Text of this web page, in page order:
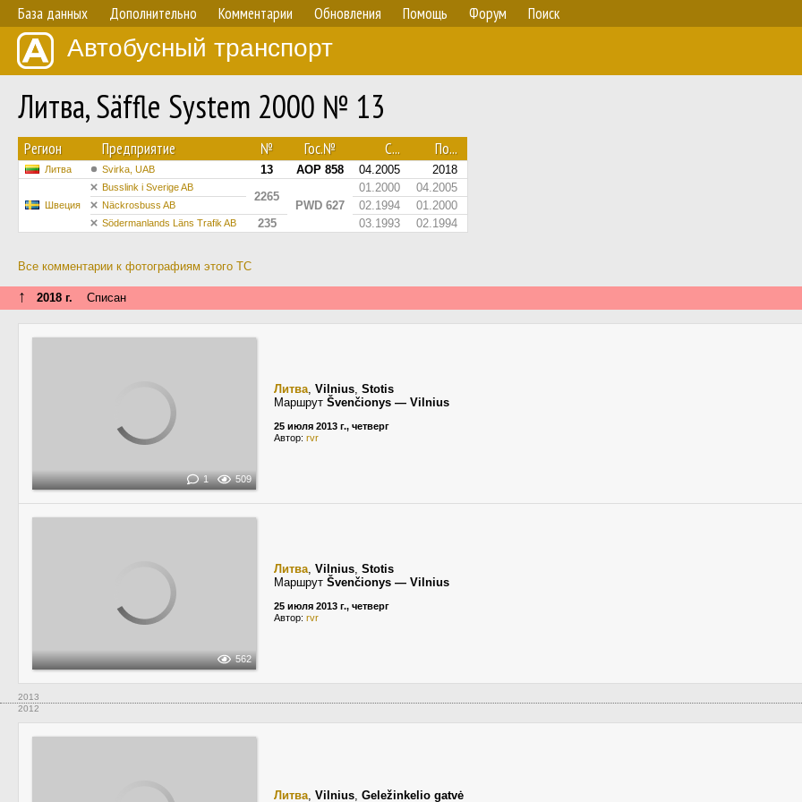
База данных Дополнительно Комментарии Обновления Помощь Форум Поиск
Автобусный транспорт
Литва, Säffle System 2000 № 13
Регион Предприятие № Гос.№ С... По...
Литва Svirka, UAB 13 AOP 858 04.2005 2018
Швеция
Busslink i Sverige AB
2265
PWD 627
01.2000 04.2005
Näckrosbuss AB 02.1994 01.2000
Södermanlands Läns Trafik AB 235 03.1993 02.1994
Все комментарии к фотографиям этого ТС
↑ 2018 г. Списан
1 509
Литва, Vilnius, Stotis
Маршрут Švenčionys — Vilnius
25 июля 2013 г., четверг
Автор: rvr
562
Литва, Vilnius, Stotis
Маршрут Švenčionys — Vilnius
25 июля 2013 г., четверг
Автор: rvr
2013
2012
Литва, Vilnius, Geležinkelio gatvė